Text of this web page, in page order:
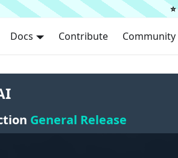
Docs Contribute Community
General Release